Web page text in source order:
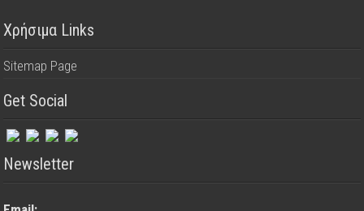
Χρήσιμα Links
Sitemap Page
Get Social
Newsletter